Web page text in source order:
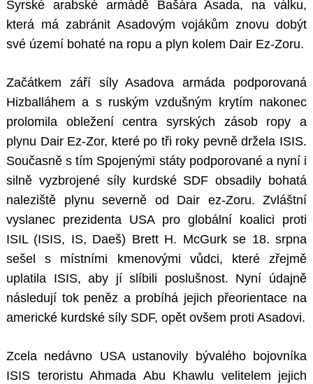
Syrské arabské armádě Bašára Asada, na válku,
která má zabránit Asadovým vojákům znovu dobýt
své území bohaté na ropu a plyn kolem Dair Ez-Zoru.
Začátkem září síly Asadova armáda podporovaná
Hizballáhem a s ruským vzdušným krytím ​​nakonec
prolomila obležení centra syrských zásob ropy a
plynu Dair Ez-Zor, které po tři roky pevně držela ISIS.
Současně s tím Spojenými státy podporované a nyní i
silně vyzbrojené síly kurdské SDF obsadily ​​bohatá
naleziště plynu severně od Dair ez-Zoru. Zvláštní
vyslanec prezidenta USA pro globální koalici proti
ISIL (ISIS, IS, Daeš) Brett H. McGurk se 18. srpna
sešel s místními kmenovými vůdci, které zřejmě
uplatila ISIS, aby jí slíbili poslušnost. Nyní údajně
následují tok peněz a probíhá jejich přeorientace na
americké kurdské síly SDF, opět ovšem proti Asadovi.
Zcela nedávno USA ustanovily bývalého bojovníka
ISIS teroristu Ahmada Abu Khawlu velitelem jejich